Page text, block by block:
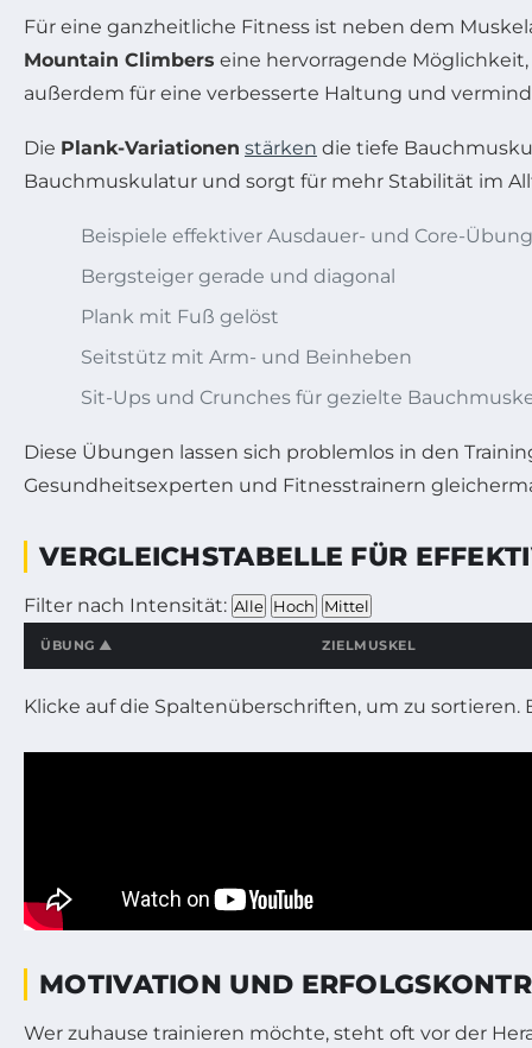
Für eine ganzheitliche Fitness ist neben dem
Mountain Climbers eine hervorragende
außerdem für eine verbesserte Haltung und
Die Plank-Variationen stärken die tiefe
Bauchmuskulatur und sorgt für mehr Stabilität im
Beispiele effektiver Ausdauer- und Core-
Bergsteiger gerade und diagonal
Plank mit Fuß gelöst
Seitstütz mit Arm- und Beinheben
Sit-Ups und Crunches für gezielte
Diese Übungen lassen sich problemlos in den
Gesundheitsexperten und Fitnesstrainern
VERGLEICHSTABELLE FÜR
Filter nach Intensität: Alle Hoch Mittel
ÜBUNG ▲ ZIELMUSKEL
Klicke auf die Spaltenüberschriften, um zu
MOTIVATION UND
Wer zuhause trainieren möchte, steht oft vor der